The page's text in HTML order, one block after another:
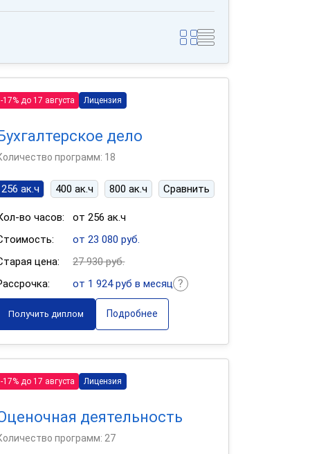
-17% до 17 августа Лицензия
дело
программ: 18
256 ак.ч 400 ак.ч 800 ак.ч Сравнить
во часов:
от 256 ак.ч
от 23 080 руб.
цена:
27 930 руб.
от 1 924 руб в месяц
Получить диплом Подробнее
-17% до 17 августа Лицензия
деятельность
программ: 27